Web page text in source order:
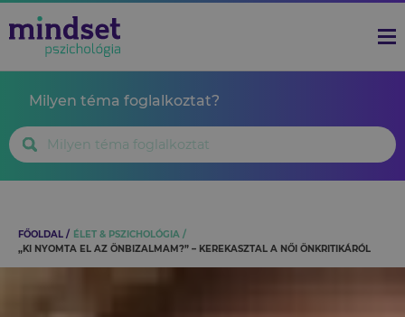
Milyen téma foglalkoztat?
FŐOLDAL
ÉLET & PSZICHOLÓGIA
„KI NYOMTA EL AZ ÖNBIZALMAM?” – KEREKASZTAL A NŐI ÖNKRITIKÁRÓL